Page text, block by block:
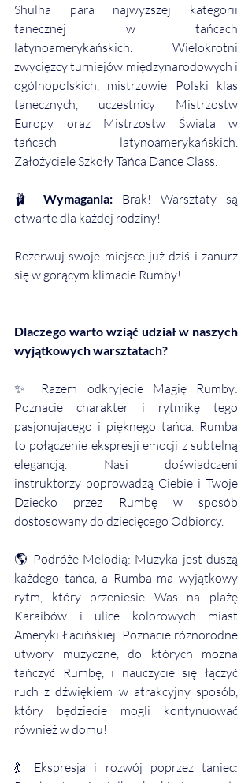
Shulha para najwyższej kategorii
tanecznej w tańcach
latynoamerykańskich. Wielokrotni
zwycięzcy turniejów międzynarodowych i
ogólnopolskich, mistrzowie Polski klas
tanecznych, uczestnicy Mistrzostw
Europy oraz Mistrzostw Świata w
tańcach latynoamerykańskich.
Założyciele Szkoły Tańca Dance Class.
🩰 Wymagania: Brak! Warsztaty są
otwarte dla każdej rodziny!
Rezerwuj swoje miejsce już dziś i zanurz
się w gorącym klimacie Rumby!
Dlaczego warto wziąć udział w naszych
wyjątkowych warsztatach?
✨ Razem odkryjecie Magię Rumby:
Poznacie charakter i rytmikę tego
pasjonującego i pięknego tańca. Rumba
to połączenie ekspresji emocji z subtelną
elegancją. Nasi doświadczeni
instruktorzy poprowadzą Ciebie i Twoje
Dziecko przez Rumbę w sposób
dostosowany do dziecięcego Odbiorcy.
🌎 Podróże Melodią: Muzyka jest duszą
każdego tańca, a Rumba ma wyjątkowy
rytm, który przeniesie Was na plażę
Karaibów i ulice kolorowych miast
Ameryki Łacińskiej. Poznacie różnorodne
utwory muzyczne, do których można
tańczyć Rumbę, i nauczycie się łączyć
ruch z dźwiękiem w atrakcyjny sposób,
który będziecie mogli kontynuować
również w domu!
💃 Ekspresja i rozwój poprzez taniec: